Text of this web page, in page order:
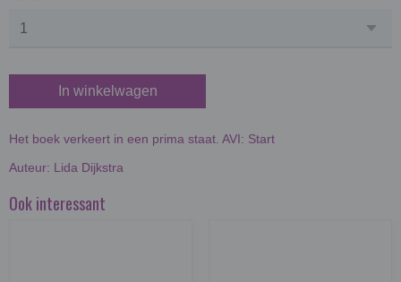
In winkelwagen
Het boek verkeert in een prima staat. AVI: Start
Auteur: Lida Dijkstra
Ook interessant